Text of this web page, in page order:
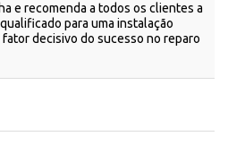
e recomenda a todos os clientes a
para uma instalação
decisivo do sucesso no reparo